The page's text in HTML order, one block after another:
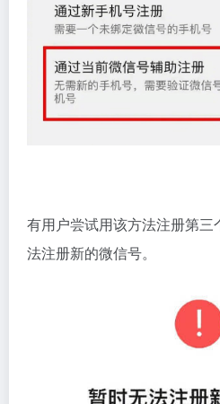
有用户尝试用该方法注册第
法注册新的微信号。